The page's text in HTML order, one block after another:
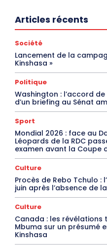
Articles récents
Société
Lancement de la
Kinshasa »
Politique
Washington : l’accord
d’un briefing au Sénat
Sport
Mondial 2026 : face au
Léopards de la RDC
examen avant la Coupe
Culture
Procès de Rebo Tchulo :
juin après l’absence de
Culture
Canada : les
Mbuma sur un présumé
Kinshasa